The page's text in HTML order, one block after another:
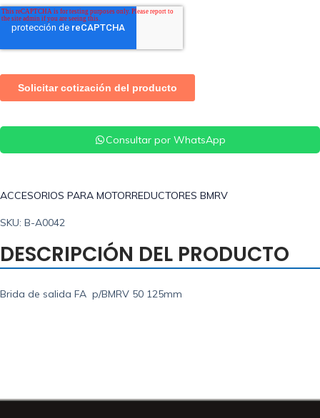
Consultar por WhatsApp
ACCESORIOS PARA MOTORREDUCTORES BMRV
SKU: B-A0042
DESCRIPCIÓN DEL PRODUCTO
Brida de salida FA p/BMRV 50 125mm